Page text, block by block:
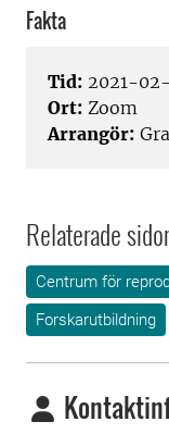
Fakta
Tid: 2021-
Ort: Zoom
Arrangör:
Relaterade
Centrum för
Forskarutbildning